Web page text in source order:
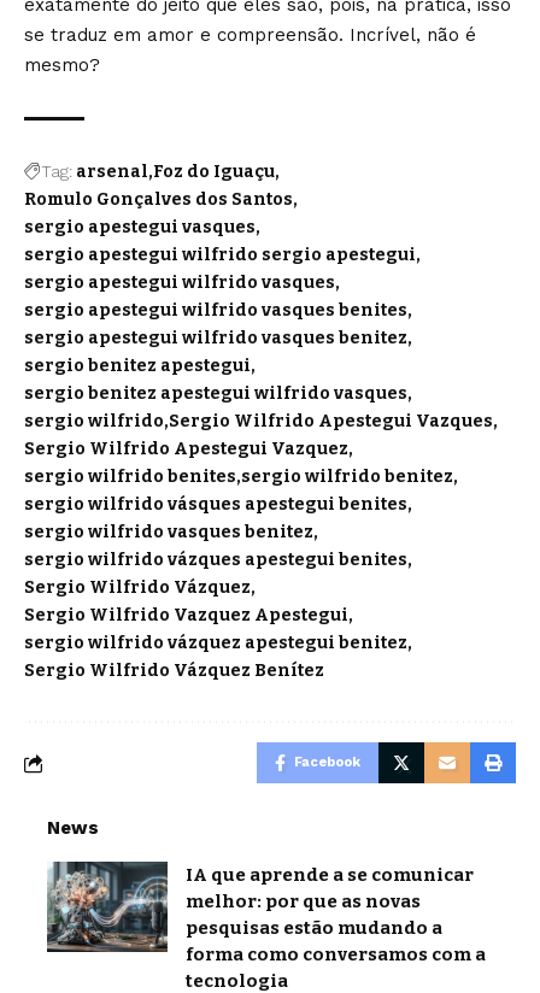
exatamente do jeito que eles são, pois, na prática, isso
se traduz em amor e compreensão. Incrível, não é
mesmo?
Tag: arsenal Foz do Iguaçu
Romulo Gonçalves dos Santos
sergio apestegui vasques
sergio apestegui wilfrido sergio apestegui
sergio apestegui wilfrido vasques
sergio apestegui wilfrido vasques benites
sergio apestegui wilfrido vasques benitez
sergio benitez apestegui
sergio benitez apestegui wilfrido vasques
sergio wilfrido Sergio Wilfrido Apestegui Vazques
Sergio Wilfrido Apestegui Vazquez
sergio wilfrido benites sergio wilfrido benitez
sergio wilfrido vásques apestegui benites
sergio wilfrido vasques benitez
sergio wilfrido vázques apestegui benites
Sergio Wilfrido Vázquez
Sergio Wilfrido Vazquez Apestegui
sergio wilfrido vázquez apestegui benitez
Sergio Wilfrido Vázquez Benítez
Facebook
News
IA que aprende a se comunicar
melhor: por que as novas
pesquisas estão mudando a
forma como conversamos com a
tecnologia